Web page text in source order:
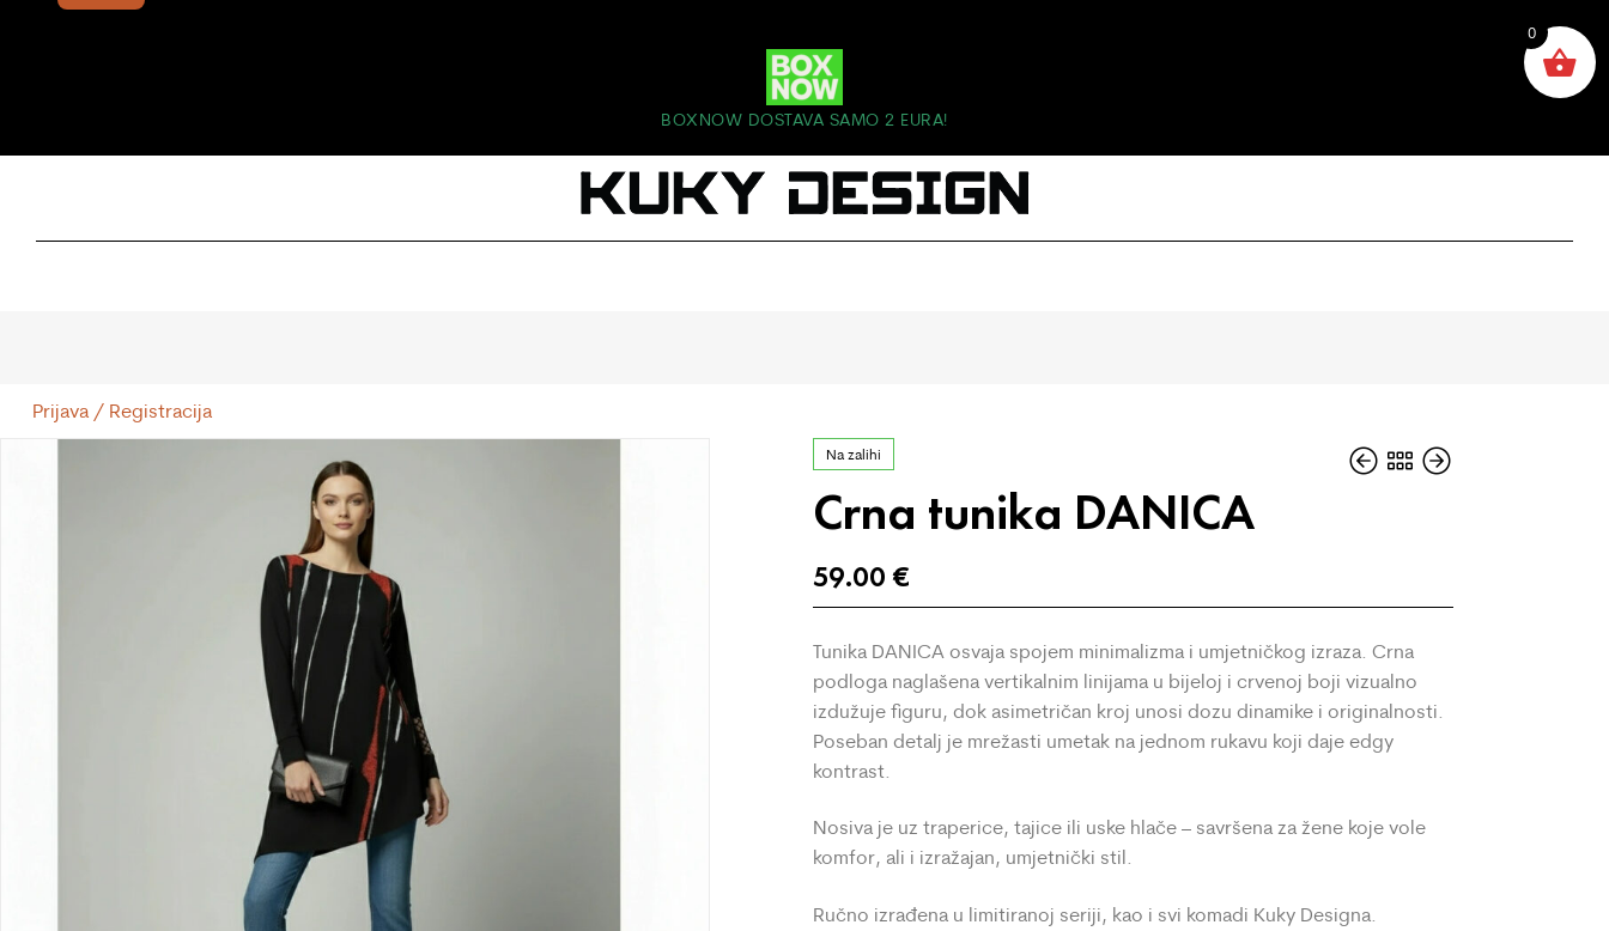
BOXNOW DOSTAVA SAMO 2 EURA!
Prijava / Registracija
Na zalihi
Crna tunika DANICA
59.00€
Tunika DANICA osvaja spojem minimalizma i umjetničkog izraza. Crna
podloga naglašena vertikalnim linijama u bijeloj i crvenoj boji vizualno
izdužuje figuru, dok asimetričan kroj unosi dozu dinamike i originalnosti.
Poseban detalj je mrežasti umetak na jednom rukavu koji daje edgy
kontrast.
Nosiva je uz traperice, tajice ili uske hlače – savršena za žene koje vole
komfor, ali i izražajan, umjetnički stil.
Ručno izrađena u limitiranoj seriji, kao i svi komadi Kuky Designa.
0